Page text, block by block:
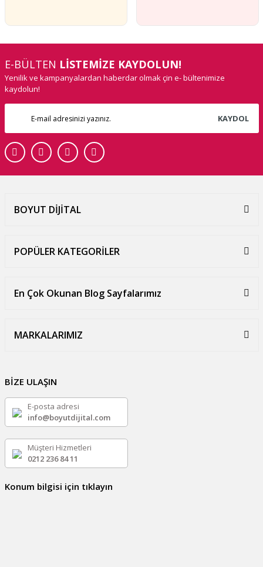
E-BÜLTEN LİSTEMİZE KAYDOLUN!
Yenilik ve kampanyalardan haberdar olmak çin e- bültenimize
kaydolun!
KAYDOL
BOYUT DİJİTAL
POPÜLER KATEGORİLER
En Çok Okunan Blog Sayfalarımız
MARKALARIMIZ
BİZE ULAŞIN
E-posta adresi
info@boyutdijital.com
Müşteri Hizmetleri
0212 236 84 11
Konum bilgisi için tıklayın